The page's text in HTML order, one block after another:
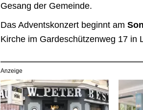
Gesang der Gemeinde.
Das Adventskonzert beginnt am
Kirche im Gardeschützenweg 17 in
Anzeige